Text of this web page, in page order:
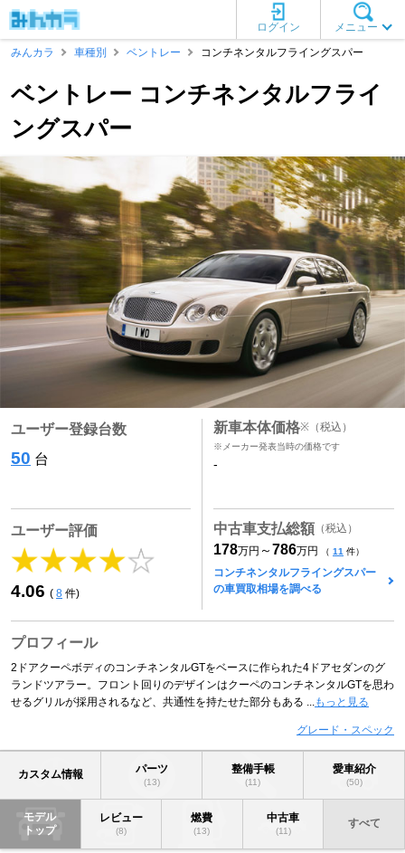
メニュー
ログイン
みんカラ
車種別 ベントレー コンチネンタルフライングスパー
ベントレー コンチネンタルフライ
ングスパー
ユーザー登録台数
50 台
ユーザー評価
4.06 ( 8 件)
新車本体価格※ （税込）
※メーカー発表当時の価格です
-
中古車支払総額 （税込）
178万円 ～786万円 （ 11 件）
コンチネンタルフライングスパー
の車買取相場を調べる
プロフィール
2ドアクーペボディのコンチネンタルGTをベースに作られた4ドアセダンのグ
ランドツアラー。フロント回りのデザインはクーペのコンチネンタルGTを思わ
せるグリルが採用されるなど、共通性を持たせた部分もある ...
もっと見る
グレード・スペック
カスタム情報 パーツ
(13)
整備手帳
(11)
愛車紹介
(50)
モデル
トップ
レビュー
(8)
燃費
(13)
中古車
(11)
すべて